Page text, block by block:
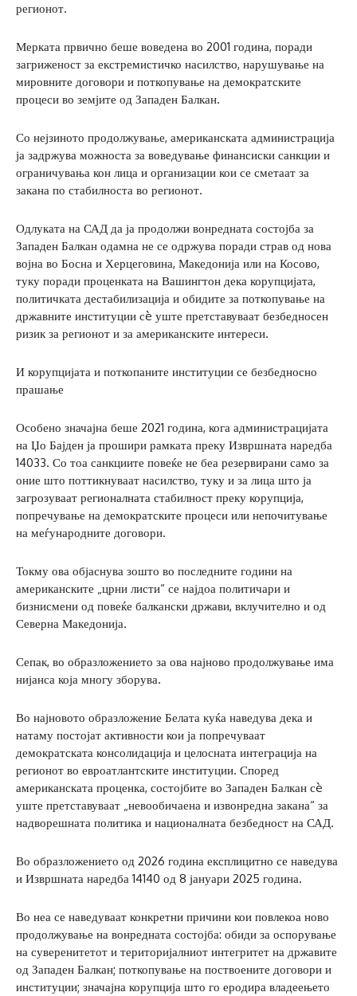
регионот.
Мерката првично беше воведена во 2001 година, поради
загриженост за екстремистичко насилство, нарушување на
мировните договори и поткопување на демократските
процеси во земјите од Западен Балкан.
Со нејзиното продолжување, американската администрација
ја задржува можноста за воведување финансиски санкции и
ограничувања кон лица и организации кои се сметаат за
закана по стабилноста во регионот.
Одлуката на САД да ја продолжи вонредната состојба за
Западен Балкан одамна не се одржува поради страв од нова
војна во Босна и Херцеговина, Македонија или на Косово,
туку поради проценката на Вашингтон дека корупцијата,
политичката дестабилизација и обидите за поткопување на
државните институции сè уште претставуваат безбедносен
ризик за регионот и за американските интереси.
И корупцијата и поткопаните институции се безбедносно
прашање
Особено значајна беше 2021 година, кога администрацијата
на Џо Бајден ја прошири рамката преку Извршната наредба
14033. Со тоа санкциите повеќе не беа резервирани само за
оние што поттикнуваат насилство, туку и за лица што ја
загрозуваат регионалната стабилност преку корупција,
попречување на демократските процеси или непочитување
на меѓународните договори.
Токму ова објаснува зошто во последните години на
американските „црни листи“ се најдоа политичари и
бизнисмени од повеќе балкански држави, вклучително и од
Северна Македонија.
Сепак, во образложението за ова најново продолжување има
нијанса која многу зборува.
Во најновото образложение Белата куќа наведува дека и
натаму постојат активности кои ја попречуваат
демократската консолидација и целосната интеграција на
регионот во евроатлантските институции. Според
американската проценка, состојбите во Западен Балкан сè
уште претставуваат „невообичаена и извонредна закана“ за
надворешната политика и националната безбедност на САД.
Во образложението од 2026 година експлицитно се наведува
и Извршната наредба 14140 од 8 јануари 2025 година.
Во неа се наведуваат конкретни причини кои повлекоа ново
продолжување на вонредната состојба: обиди за оспорување
на суверенитетот и територијалниот интегритет на државите
од Западен Балкан; поткопување на поствоените договори и
институции; значајна корупција што го еродира владеењето